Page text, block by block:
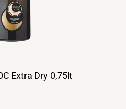
Extra Dry 0,75lt